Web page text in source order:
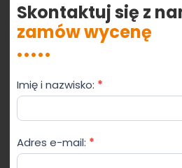
Skontaktuj się z
zamówwycenę
Formularz
kontaktowy
Imię i nazwisko: *
Adres e-mail: *